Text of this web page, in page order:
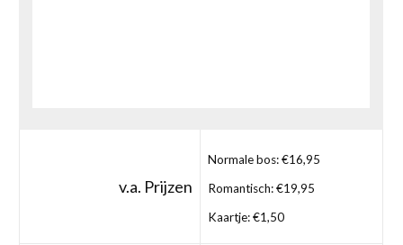
v.a. Prijzen
Normale bos: €16,95
Romantisch: €19,95
Kaartje: €1,50